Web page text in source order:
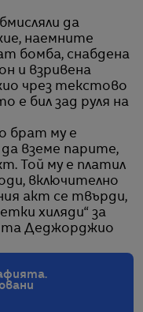
да
наемните
бомба, снабдена
и взривена
чрез текстово
е бил зад руля на
брат му е
вземе парите,
Той му е платил
включително
акт се твърди,
хиляди“ за
Деджорджио